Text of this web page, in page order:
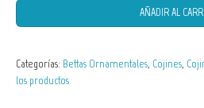
Betta
big
ears
AÑADIR AL
Categorías: Bettas Ornamentales, Cojines,
los productos